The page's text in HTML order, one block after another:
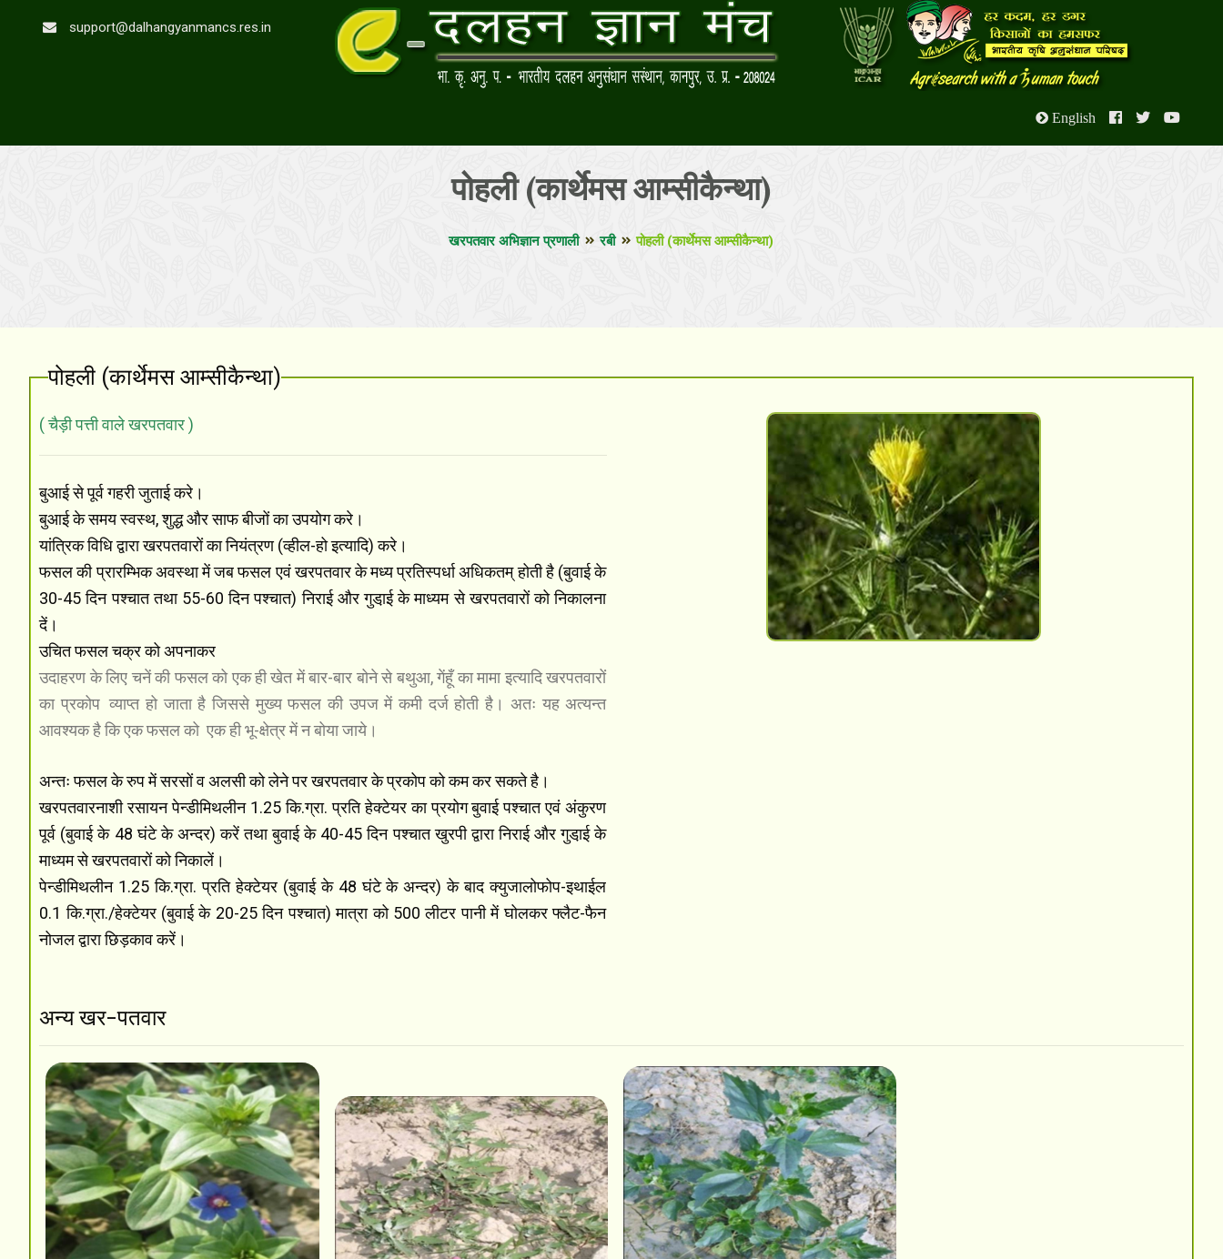
support@dalhangyanmancs.res.in
English
पोहली (कार्थेमस आम्सीकैन्था)
खरपतवार अभिज्ञान प्रणाली रबी पोहली (कार्थेमस आम्सीकैन्था)
पोहली (कार्थेमस आम्सीकैन्था)
( चैड़ी पत्ती वाले खरपतवार )
बुआई से पूर्व गहरी जुताई करे।
बुआई के समय स्वस्थ, शुद्ध और साफ बीजों का उपयोग करे।
यांत्रिक विधि द्वारा खरपतवारों का नियंत्रण (व्हील-हो इत्यादि) करे।
फसल की प्रारम्भिक अवस्था में जब फसल एवं खरपतवार के मध्य प्रतिस्पर्धा अधिकतम् होती है (बुवाई के
30-45 दिन पश्चात तथा 55-60 दिन पश्चात) निराई और गुडा़ई के माध्यम से खरपतवारों को निकालना
दें।
उचित फसल चक्र को अपनाकर
उदाहरण के लिए चनें की फसल को एक ही खेत में बार-बार बोने से बथुआ, गेंहूँ का मामा इत्यादि खरपतवारों
का प्रकोप व्याप्त हो जाता है जिससे मुख्य फसल की उपज में कमी दर्ज होती है। अतः यह अत्यन्त
आवश्यक है कि एक फसल को एक ही भू-क्षेत्र में न बोया जाये।
अन्तः फसल के रुप में सरसों व अलसी को लेने पर खरपतवार के प्रकोप को कम कर सकते है।
खरपतवारनाशी रसायन पेन्डीमिथलीन 1.25 कि.ग्रा. प्रति हेक्टेयर का प्रयोग बुवाई पश्चात एवं अंकुरण
पूर्व (बुवाई के 48 घंटे के अन्दर) करें तथा बुवाई के 40-45 दिन पश्चात खुरपी द्वारा निराई और गुडा़ई के
माध्यम से खरपतवारों को निकालें।
पेन्डीमिथलीन 1.25 कि.ग्रा. प्रति हेक्टेयर (बुवाई के 48 घंटे के अन्दर) के बाद क्युजालोफोप-इथाईल
0.1 कि.ग्रा./हेक्टेयर (बुवाई के 20-25 दिन पश्चात) मात्रा को 500 लीटर पानी में घोलकर फ्लैट-फैन
नोजल द्वारा छिड़काव करें।
अन्य खर-पतवार